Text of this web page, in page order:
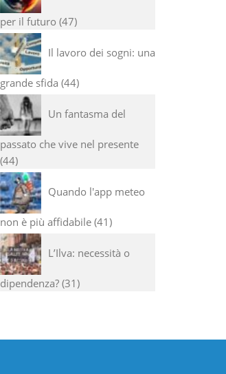
per il futuro 47
Il lavoro dei sogni: una
grande sfida 44
Un fantasma del
passato che vive nel presente
44
Quando l'app meteo
non è più affidabile 41
L’Ilva: necessità o
dipendenza? 31